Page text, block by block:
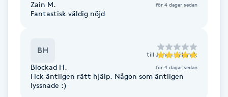
Föning
Gel naglar
Gelenaglar
Zain M. för 4 dagar sedan
Fantastisk väldig nöjd
BH till Johan Hillervik
Blockad H. för 4 dagar sedan
Fick äntligen rätt hjälp. Någon som äntligen
lyssnade :)